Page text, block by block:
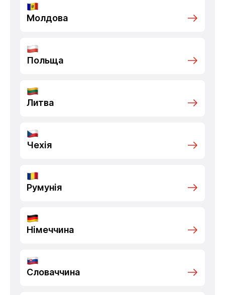
Молдова
Польща
Литва
Чехія
Румунія
Німеччина
Словаччина